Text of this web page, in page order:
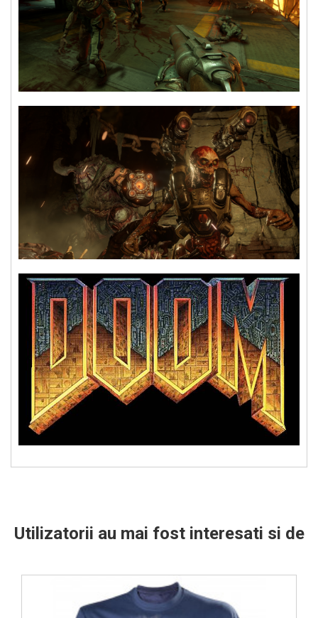
Utilizatorii au mai fost interesati si de